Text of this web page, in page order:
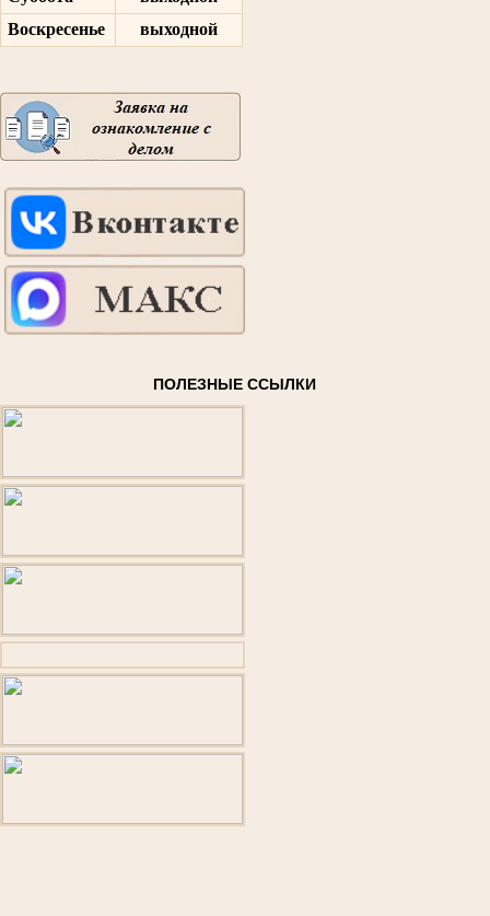
Воскресенье
выходной
ПОЛЕЗНЫЕ ССЫЛКИ